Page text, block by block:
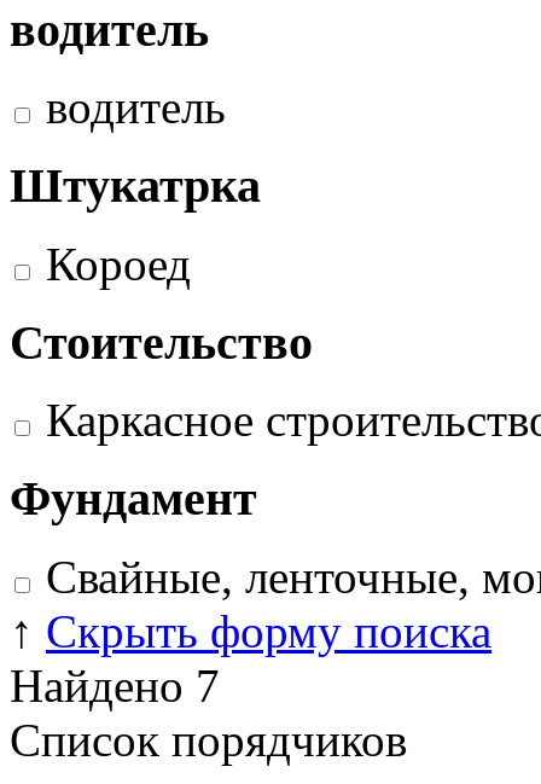
водитель
водитель
Штукатрка
Короед
Стоительство
Каркасное
Фундамент
Свайные, ленточные,
↑ Скрыть форму поиска
Найдено 7
Список порядчиков